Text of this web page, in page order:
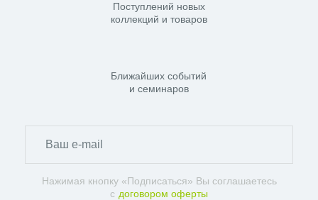
Поступлений новых
коллекций и товаров
Ближайших событий
и семинаров
Нажимая кнопку «Подписаться» Вы соглашаетесь
с договором оферты